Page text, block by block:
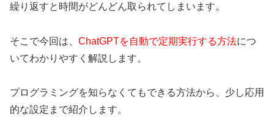
繰り返すと時間がどんどん取られてしまいます。
そこで今回は、 ChatGPTを自動で定期実行する方法につ
いてわかりやすく解説します。
プログラミングを知らなくてもできる方法から、少し応用
的な設定まで紹介します。